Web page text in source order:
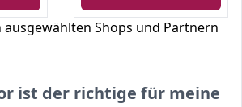
ausgewählten Shops und Partnern
ist der richtige für meine